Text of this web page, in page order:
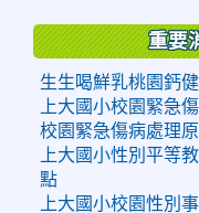
重要
生生喝鮮乳桃園鈣
上大國小校園緊急
校園緊急傷病處理原
上大國小性別平等
點
上大國小校園性別